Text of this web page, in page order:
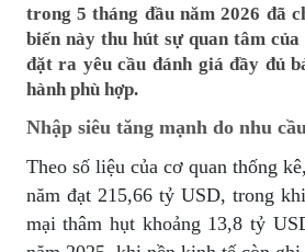
trong 5 tháng đầu năm 2026 đã
biến này thu hút sự quan tâm
đặt ra yêu cầu đánh giá đầy đủ
hành phù hợp.
Nhập siêu tăng mạnh do nhu
Theo số liệu của cơ quan thống
năm đạt 215,66 tỷ USD, trong
mại thâm hụt khoảng 13,8 tỷ